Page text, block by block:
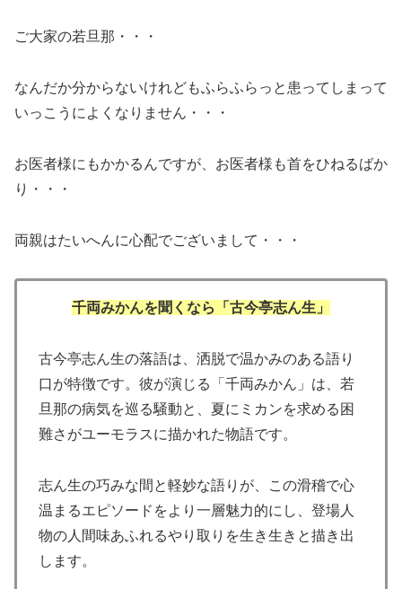
ご大家の若旦那・・・
なんだか分からないけれどもふらふらっと患ってしまって
いっこうによくなりません・・・
お医者様にもかかるんですが、お医者様も首をひねるばか
り・・・
両親はたいへんに心配でございまして・・・
千両みかんを聞くなら「古今亭志ん生」
古今亭志ん生の落語は、洒脱で温かみのある語り
口が特徴です。彼が演じる「千両みかん」は、若
旦那の病気を巡る騒動と、夏にミカンを求める困
難さがユーモラスに描かれた物語です。
志ん生の巧みな間と軽妙な語りが、この滑稽で心
温まるエピソードをより一層魅力的にし、登場人
物の人間味あふれるやり取りを生き生きと描き出
します。